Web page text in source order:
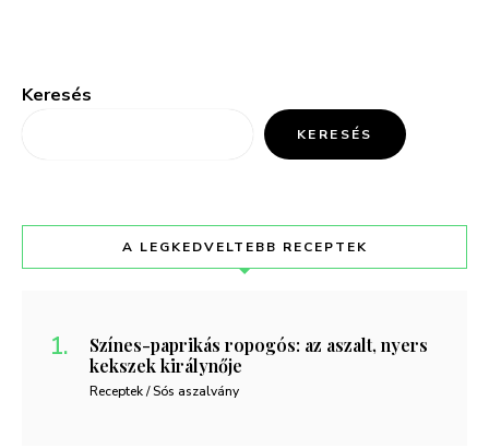
Keresés
KERESÉS
A LEGKEDVELTEBB RECEPTEK
Színes-paprikás ropogós: az aszalt, nyers
kekszek királynője
Receptek / Sós aszalvány